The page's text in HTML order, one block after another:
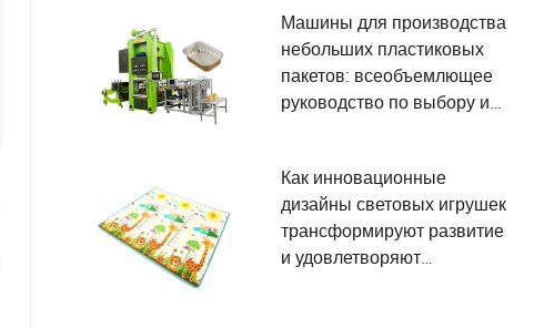
технологических
достижений
Машины для производства
небольших пластиковых
пакетов: всеобъемлющее
руководство по выбору и
пользователей
Как инновационные
дизайны световых игрушек
трансформируют развитие
и удовлетворяют